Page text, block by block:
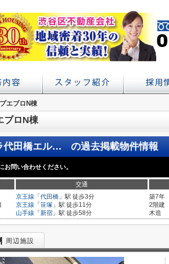
不動産売買ならコムハウジング
経営・管理業務サポート
学校提携・学生賃貸仲介
エブロN棟
ブロN棟
シエスタヴィラ代田橋エルプエブロN棟 の過去掲載物件情報
お問い合わせください。
交通
京王線 「 代田橋 」駅 徒歩3分
京王線 「 笹塚 」駅 徒歩11分
山手線 「 新宿 」駅 徒歩58分
築7年
2階建
木造
周辺施設